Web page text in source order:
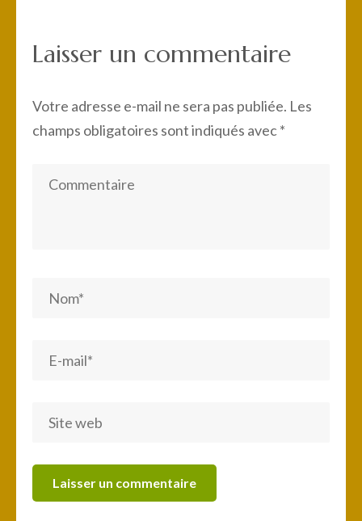
Laisser un commentaire
Votre adresse e-mail ne sera pas publiée. Les
champs obligatoires sont indiqués avec*